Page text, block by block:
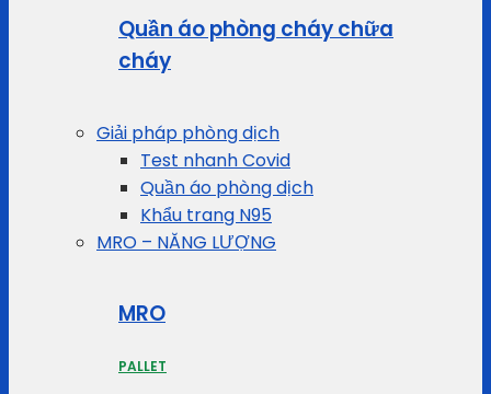
Quần áo phòng cháy chữa
cháy
Giải pháp phòng dịch
Test nhanh Covid
Quần áo phòng dịch
Khẩu trang N95
MRO – NĂNG LƯỢNG
MRO
PALLET